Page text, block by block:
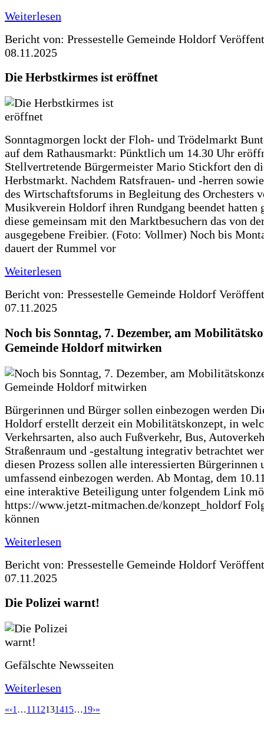
Weiterlesen
Bericht von: Pressestelle Gemeinde Holdorf
08.11.2025
Die Herbstkirmes ist eröffnet
Sonntagmorgen lockt der Floh- und Trödelmarkt
auf dem Rathausmarkt: Pünktlich um 14.30 Uhr
Stellvertretende Bürgermeister Mario Stickfort den
Herbstmarkt. Nachdem Ratsfrauen- und -herren
des Wirtschaftsforums in Begleitung des Orchesters
Musikverein Holdorf ihren Rundgang beendet hatten
diese gemeinsam mit den Marktbesuchern das von
ausgegebene Freibier. (Foto: Vollmer) Noch bis
dauert der Rummel vor
Weiterlesen
Bericht von: Pressestelle Gemeinde Holdorf
07.11.2025
Noch bis Sonntag, 7. Dezember, am
Gemeinde Holdorf mitwirken
Bürgerinnen und Bürger sollen einbezogen werden
Holdorf erstellt derzeit ein Mobilitätskonzept, in
Verkehrsarten, also auch Fußverkehr, Bus,
Straßenraum und -gestaltung integrativ betrachtet
diesen Prozess sollen alle interessierten Bürgerinnen
umfassend einbezogen werden. Ab Montag, dem
eine interaktive Beteiligung unter folgendem Link
https://www.jetzt-mitmachen.de/konzept_holdorf
können
Weiterlesen
Bericht von: Pressestelle Gemeinde Holdorf
07.11.2025
Die Polizei warnt!
Gefälschte Newsseiten
Weiterlesen
«‹1 …11 12131415…19›»